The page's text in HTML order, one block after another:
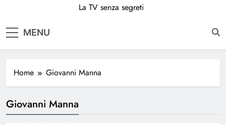
La TV senza segreti
MENU
Home Giovanni Manna
Giovanni Manna